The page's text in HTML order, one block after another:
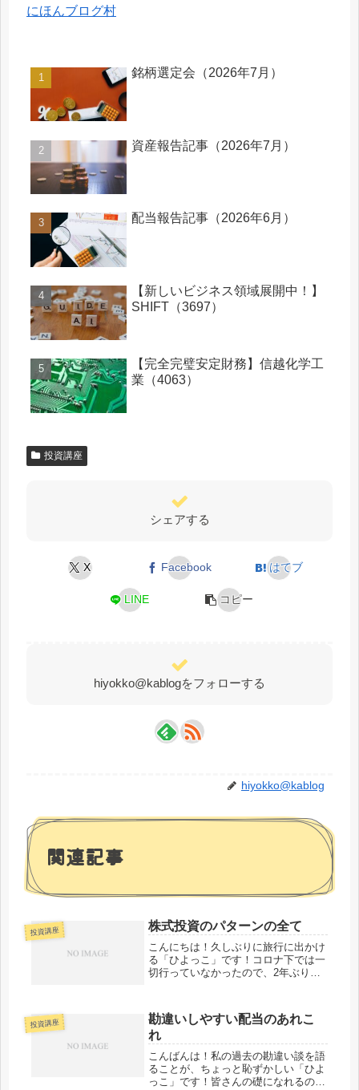
にほんブログ村
銘柄選定会（2026年7月）
資産報告記事（2026年7月）
配当報告記事（2026年6月）
【新しいビジネス領域展開中！】
SHIFT（3697）
【完全完璧安定財務】信越化学工
業（4063）
投資講座
シェアする
X Facebook はてブ
LINE コピー
hiyokko@kablogをフォローする
hiyokko@kablog
関連記事
投資講座 株式投資のパターンの全て
こんにちは！久しぶりに旅行に出かけ
る「ひよっこ」です！コロナ下では一
切行っていなかったので、2年ぶりで
タイトルの通り、株式投資のパターン
について説明します！株式投資の要
素 ...
投資講座
勘違いしやすい配当のあれこ
れ
こんばんは！私の過去の勘違い談を語
ることが、ちょっと恥ずかしい「ひよ
っこ」です！皆さんの礎になれるので